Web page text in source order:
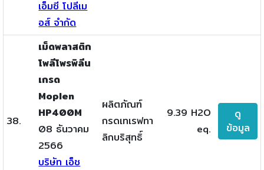
เอ็มซี โปลีเม
อส์ จำกัด
38.
เม็ดพลาสติก
โพลีโพรพิลีน
เกรด
Moplen
HP400M
08 ธันวาคม
2566
บริษัท เอ็ช
ผลิตภัณฑ์
กรดเทเรฟทา
ลิกบริสุทธิ์
9.39 H2O
eq.
ดู
ข้อมูล